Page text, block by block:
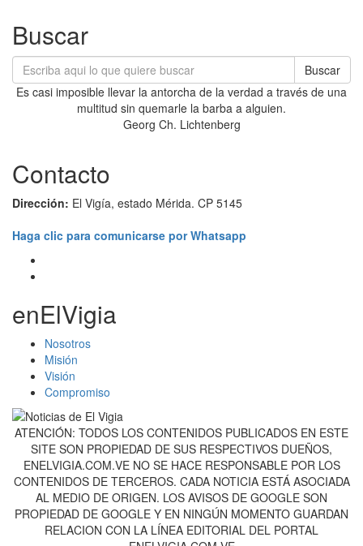
Buscar
Buscar
Es casi imposible llevar la antorcha de la verdad a través de una
multitud sin quemarle la barba a alguien.
Georg Ch. Lichtenberg
Contacto
Dirección: El Vigía, estado Mérida. CP 5145
Haga clic para comunicarse por Whatsapp
enElVigia
Nosotros
Misión
Visión
Compromiso
ATENCIÓN: TODOS LOS CONTENIDOS PUBLICADOS EN ESTE
SITE SON PROPIEDAD DE SUS RESPECTIVOS DUEÑOS,
ENELVIGIA.COM.VE NO SE HACE RESPONSABLE POR LOS
CONTENIDOS DE TERCEROS. CADA NOTICIA ESTÁ ASOCIADA
AL MEDIO DE ORIGEN. LOS AVISOS DE GOOGLE SON
PROPIEDAD DE GOOGLE Y EN NINGÚN MOMENTO GUARDAN
RELACION CON LA LÍNEA EDITORIAL DEL PORTAL